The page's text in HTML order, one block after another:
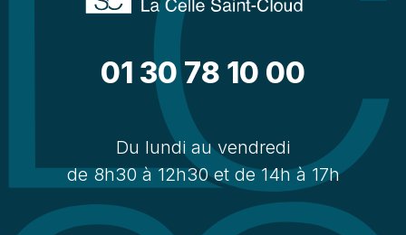
01 30 78 10 00
Du lundi au vendredi
de 8h30 à 12h30 et de 14h à 17h